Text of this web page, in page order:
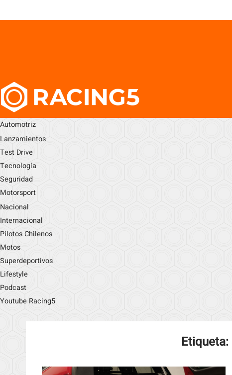
Automotriz
Lanzamientos
Test Drive
Tecnología
Seguridad
Motorsport
Nacional
Internacional
Pilotos Chilenos
Motos
Superdeportivos
Lifestyle
Podcast
Youtube Racing5
Etiqueta: